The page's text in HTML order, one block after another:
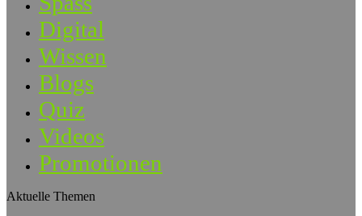
Digital
Wissen
Blogs
Quiz
Videos
Promotionen
Aktuelle Themen